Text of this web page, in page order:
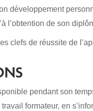
développement
l’obtention de son
clefs de réussite de
pendant son
formateur, en